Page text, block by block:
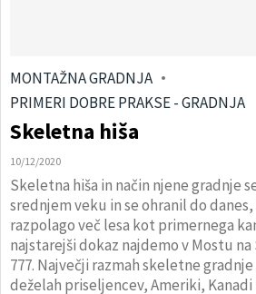
MONTAŽNA GRADNJA
PRIMERI DOBRE PRAKSE - GRADNJA
Skeletna hiša
10/12/2020
Skeletna hiša in način njene gradnje
srednjem veku in se ohranil do danes,
razpolago več lesa kot primernega
najstarejši dokaz najdemo v Mostu
777. Največji razmah skeletne
deželah priseljencev, Ameriki,